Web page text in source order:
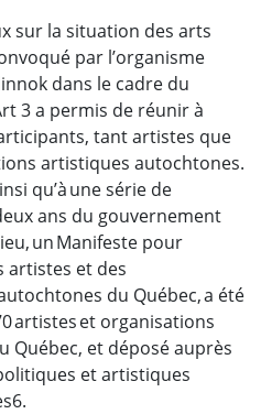
sur la situation des arts
par l’organisme
dans le cadre du
3 a permis de réunir à
tant artistes que
artistiques autochtones.
qu’à une série de
ans du gouvernement
un Manifeste pour
artistes et des
du Québec, a été
artistes et organisations
et déposé auprès
et artistiques